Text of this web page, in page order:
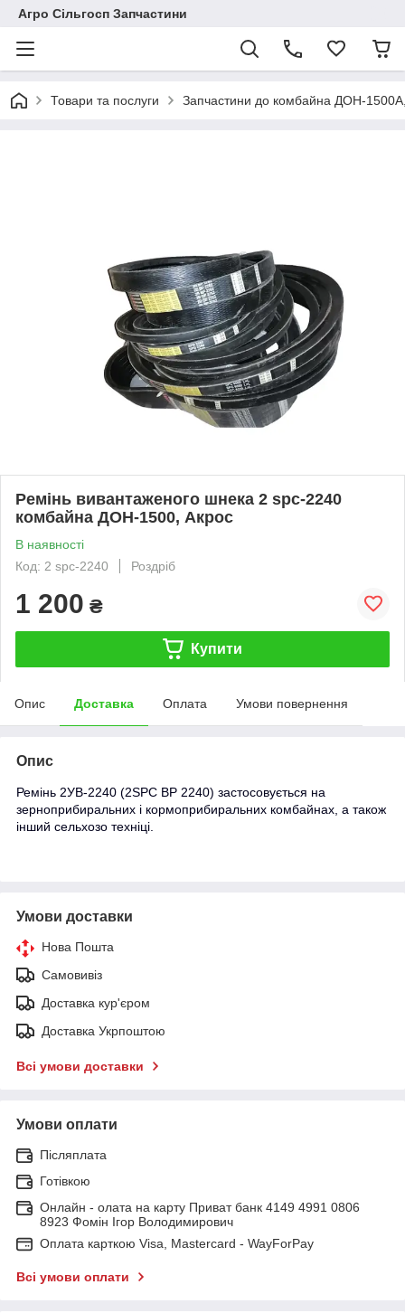
Агро Сільгосп Запчастини
Товари та послуги Запчастини до комбайна ДОН-
Ремінь вивантаженого шнека 2 spc-2240
комбайна ДОН-1500, Акрос
В наявності
Код: 2 spc-2240
Роздріб
1 200 ₴
Купити
Опис Доставка Оплата Умови повернення
Опис
Ремінь 2УВ-2240 (2SPC BP 2240) застосовується на
зерноприбиральних і кормоприбиральних комбайнах, а також
інший сельхозо техніці.
Умови доставки
Нова Пошта
Самовивіз
Доставка кур'єром
Доставка Укрпоштою
Всі умови доставки
Умови оплати
Післяплата
Готівкою
Онлайн - олата на карту Приват банк 4149 4991 0806
8923 Фомін Ігор Володимирович
Оплата карткою Visa, Mastercard - WayForPay
Всі умови оплати